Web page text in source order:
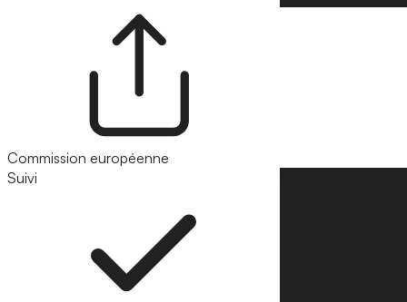
Commission européenne
Suivi